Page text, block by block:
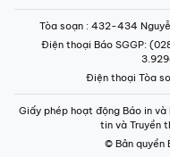
Tòa soạn : 432-434
Điện thoại Báo SGGP:
Điện thoại Tòa
Giấy phép hoạt động Báo in
tin và Truyền
© Bản quyền